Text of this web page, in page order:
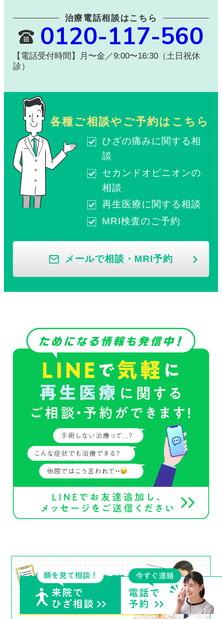
治療電話相談はこちら
0120-117-560
【電話受付時間】月〜金／9:00〜16:30（土日祝休
診）
各種ご相談やご予約はこちら
ひざの痛みに関する相
談
セカンドオピニオンの
相談
再生医療に関する相談
MRI検査のご予約
メールで相談・MRI予約